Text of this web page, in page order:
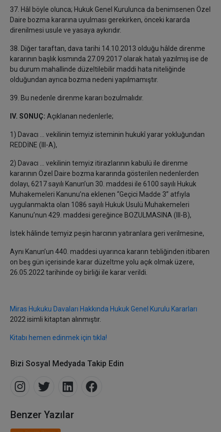
37. Hâl böyle olunca; Hukuk Genel Kurulunca da benimsenen Özel
Daire bozma kararına uyulması gerekirken, önceki kararda
direnilmesi usule ve yasaya aykırıdır.
38. Diğer taraftan, dava tarihi 14.10.2013 olduğu hâlde direnme
kararının başlık kısmında 27.09.2017 olarak hatalı yazılmış ise de
bu durum mahallinde düzeltilebilir maddi hata niteliğinde
olduğundan ayrıca bozma nedeni yapılmamıştır.
39. Bu nedenle direnme kararı bozulmalıdır.
IV. SONUÇ: Açıklanan nedenlerle;
1) Davacı ... vekilinin temyiz isteminin hukukî yarar yokluğundan
REDDİNE (III-A),
2) Davacı ... vekilinin temyiz itirazlarının kabulü ile direnme
kararının Özel Daire bozma kararında gösterilen nedenlerden
dolayı, 6217 sayılı Kanun’un 30. maddesi ile 6100 sayılı Hukuk
Muhakemeleri Kanunu’na eklenen “Geçici Madde 3” atfıyla
uygulanmakta olan 1086 sayılı Hukuk Usulü Muhakemeleri
Kanunu’nun 429. maddesi gereğince BOZULMASINA (III-B),
İstek hâlinde temyiz peşin harcının yatıranlara geri verilmesine,
Aynı Kanun’un 440. maddesi uyarınca kararın tebliğinden itibaren
on beş gün içerisinde karar düzeltme yolu açık olmak üzere,
26.05.2022 tarihinde oy birliği ile karar verildi.
Miras Hukuku Davaları Hakkında Hukuk Genel Kurulu Kararları
2022 isimli kitaptan alınmıştır.
Kitabı hemen edinmek için tıkla!
Bizi Sosyal Medyada Takip Edin
Benzer Yazılar